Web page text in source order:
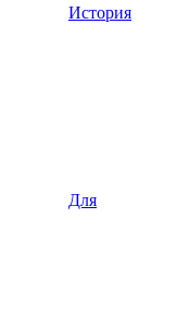
История
Для